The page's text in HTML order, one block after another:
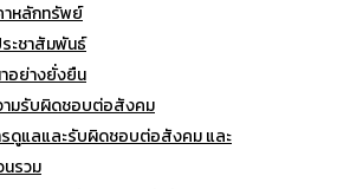
าหลักทรัพย์
ะชาสัมพันธ์
อย่างยั่งยืน
ามรับผิดชอบต่อสังคม
ดูแลและรับผิดชอบต่อสังคม และ
นรวม